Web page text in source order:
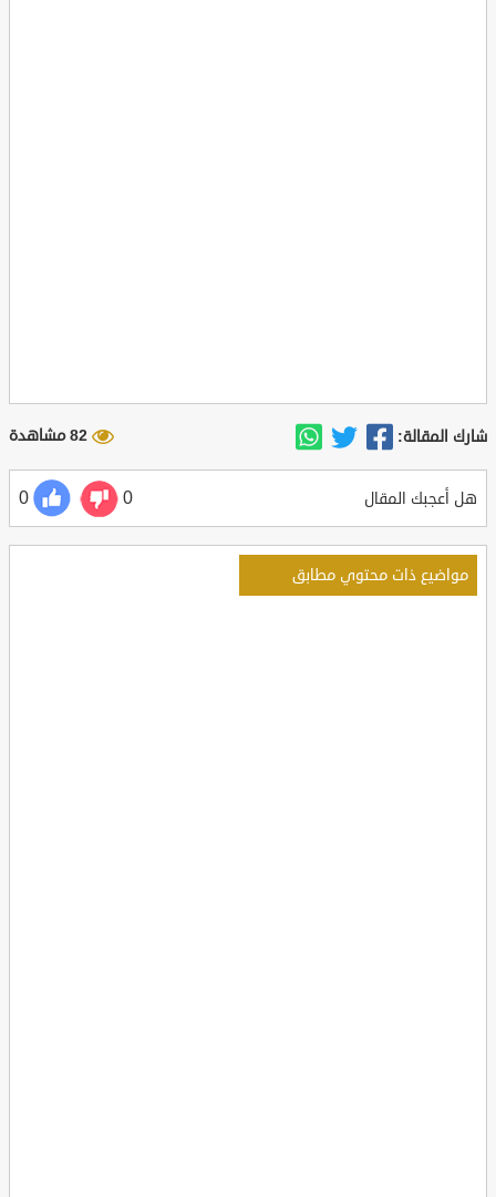
شارك المقالة: 82 مشاهدة
هل أعجبك المقال 0
0
مواضيع ذات محتوي مطابق